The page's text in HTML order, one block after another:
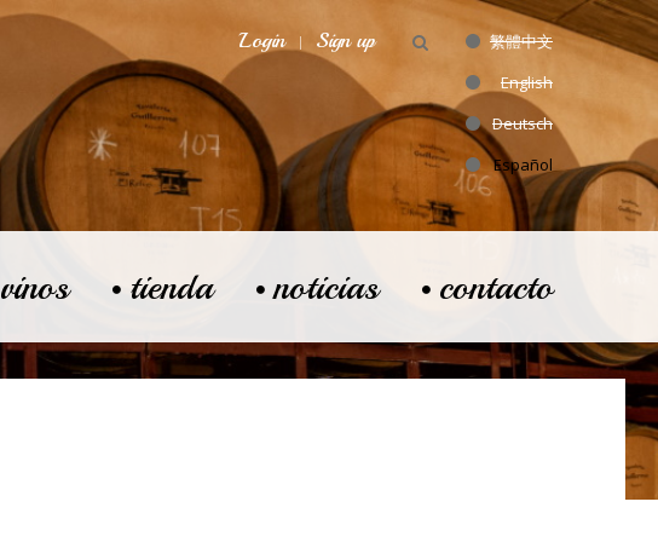
Login Sign up
繁體中文
English
Deutsch
Español
vinos tienda noticias contacto